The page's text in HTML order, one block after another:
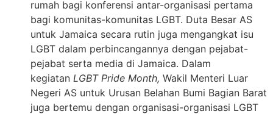
rumah bagi konferensi antar-organisasi pertama
bagi komunitas-komunitas LGBT. Duta Besar AS
untuk Jamaica secara rutin juga mengangkat isu
LGBT dalam perbincangannya dengan pejabat-
pejabat serta media di Jamaica. Dalam
kegiatan LGBT Pride Month, Wakil Menteri Luar
Negeri AS untuk Urusan Belahan Bumi Bagian Barat
juga bertemu dengan organisasi-organisasi LGBT